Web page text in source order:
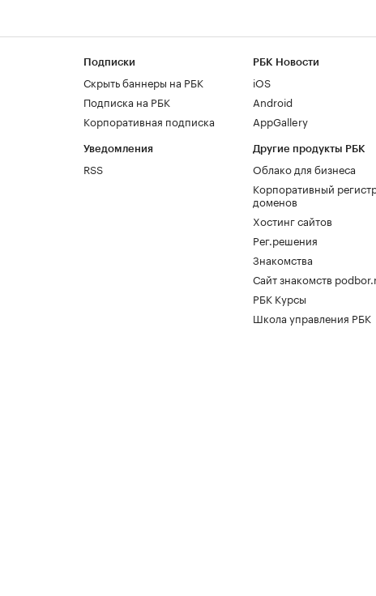
Подписки
Скрыть баннеры на РБК
Подписка на РБК
Корпоративная подписка
Уведомления
RSS
РБК Новости
iOS
Android
AppGallery
Другие продукты РБК
Облако для бизнеса
Корпоративный
доменов
Хостинг сайтов
Рег.решения
Знакомства
Сайт знакомств
РБК Курсы
Школа управления РБК